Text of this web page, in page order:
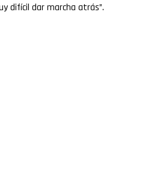
difícil dar marcha atrás”.